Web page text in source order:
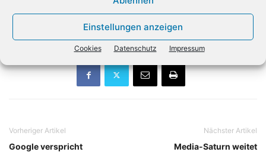
Einstellungen anzeigen
Cookies Datenschutz Impressum
Beim Streaming wird die Musik direkt aus dem Netz
Vorheriger Artikel
Google verspricht
Nächster Artikel
Media-Saturn weitet